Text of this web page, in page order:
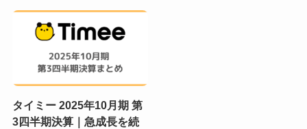
タイミー 2025年10月期 第
3四半期決算｜急成長を続